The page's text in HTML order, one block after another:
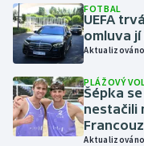
Motorsport
Olympijské hry
Parasport
Plavání
FOTBAL
UEFA
omluva
PLÁŽOVÝ
Šépka
nestačili